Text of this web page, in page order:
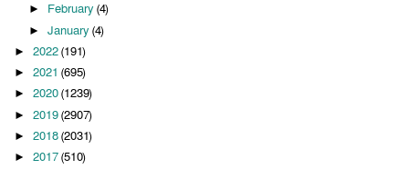
► February (4)
► January (4)
► 2022(191)
► 2021 (695)
► 2020(1239)
► 2019(2907)
► 2018(2031)
► 2017(510)